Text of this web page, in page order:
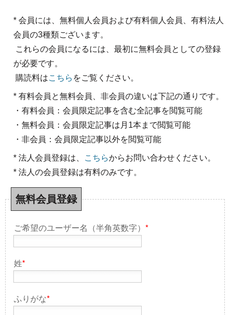
* 会員には、無料個人会員および有料個人会員、有料法人
会員の3種類ございます。
これらの会員になるには、最初に無料会員としての登録
が必要です。
購読料はこちら をご覧ください。
* 有料会員と無料会員、非会員の違いは下記の通りです。
・有料会員：会員限定記事を含む全記事を閲覧可能
・無料会員：会員限定記事は月1本まで閲覧可能
・非会員：会員限定記事以外を閲覧可能
* 法人会員登録は、 こちらからお問い合わせください。
* 法人の会員登録は有料のみです。
無料会員登録
ご希望のユーザー名（半角英数字） *
姓*
ふりがな*